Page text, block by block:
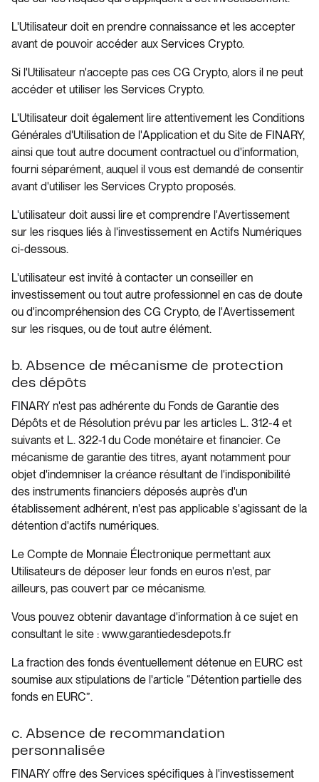
L'Utilisateur doit en prendre connaissance et les accepter
avant de pouvoir accéder aux Services Crypto.
Si l'Utilisateur n'accepte pas ces CG Crypto, alors il ne peut
accéder et utiliser les Services Crypto.
L'Utilisateur doit également lire attentivement les Conditions
Générales d'Utilisation de l'Application et du Site de FINARY,
ainsi que tout autre document contractuel ou d'information,
fourni séparément, auquel il vous est demandé de consentir
avant d'utiliser les Services Crypto proposés.
L'utilisateur doit aussi lire et comprendre l'Avertissement
sur les risques liés à l'investissement en Actifs Numériques
ci-dessous.
L'utilisateur est invité à contacter un conseiller en
investissement ou tout autre professionnel en cas de doute
ou d'incompréhension des CG Crypto, de l'Avertissement
sur les risques, ou de tout autre élément.
b. Absence de mécanisme de protection
des dépôts
FINARY n'est pas adhérente du Fonds de Garantie des
Dépôts et de Résolution prévu par les articles L. 312-4 et
suivants et L. 322-1 du Code monétaire et financier. Ce
mécanisme de garantie des titres, ayant notamment pour
objet d'indemniser la créance résultant de l'indisponibilité
des instruments financiers déposés auprès d'un
établissement adhérent, n'est pas applicable s'agissant de la
détention d'actifs numériques.
Le Compte de Monnaie Électronique permettant aux
Utilisateurs de déposer leur fonds en euros n'est, par
ailleurs, pas couvert par ce mécanisme.
Vous pouvez obtenir davantage d'information à ce sujet en
consultant le site : www.garantiedesdepots.fr
La fraction des fonds éventuellement détenue en EURC est
soumise aux stipulations de l'article “Détention partielle des
fonds en EURC”.
c. Absence de recommandation
personnalisée
FINARY offre des Services spécifiques à l'investissement